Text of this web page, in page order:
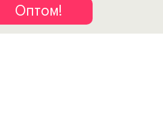
Оптом!